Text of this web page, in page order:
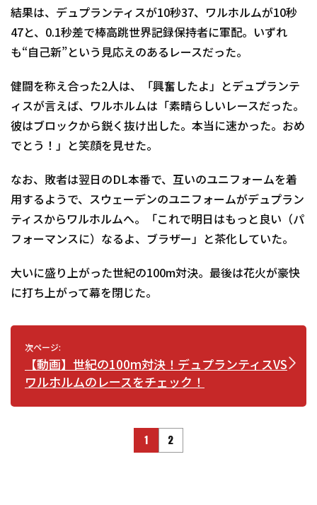
結果は、デュプランティスが10秒37、ワルホルムが10秒
47と、0.1秒差で棒高跳世界記録保持者に軍配。いずれ
も“自己新”という見応えのあるレースだった。
健闘を称え合った2人は、「興奮したよ」とデュプランテ
ィスが言えば、ワルホルムは「素晴らしいレースだった。
彼はブロックから鋭く抜け出した。本当に速かった。おめ
でとう！」と笑顔を見せた。
なお、敗者は翌日のDL本番で、互いのユニフォームを着
用するようで、スウェーデンのユニフォームがデュプラン
ティスからワルホルムへ。「これで明日はもっと良い（パ
フォーマンスに）なるよ、ブラザー」と茶化していた。
大いに盛り上がった世紀の100m対決。最後は花火が豪快
に打ち上がって幕を閉じた。
次ページ:
【動画】世紀の100m対決！デュプランティスVS
ワルホルムのレースをチェック！
1 2